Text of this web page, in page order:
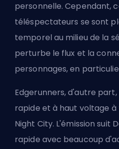
personnelle. Cependant,
téléspectateurs se sont
temporel au milieu de la
perturbe le flux et la
personnages, en
Edgerunners, d'autre
rapide et à haut voltage
Night City. L'émission suit
rapide avec beaucoup